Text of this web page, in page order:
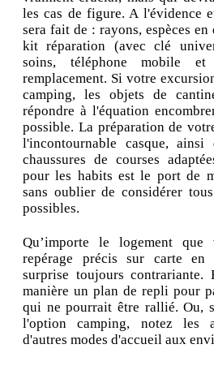
les cas de figure. A l'évidence
sera fait de : rayons, espèces
kit réparation (avec clé
soins, téléphone mobile
remplacement. Si votre
camping, les objets de
répondre à l'équation
possible. La préparation de
l'incontournable casque,
chaussures de courses
pour les habits est le port de
sans oublier de considérer
possibles.
Qu’importe le logement
repérage précis sur carte en
surprise toujours contrariante.
manière un plan de repli pour
qui ne pourrait être rallié. Ou,
l'option camping, notez les
d'autres modes d'accueil aux